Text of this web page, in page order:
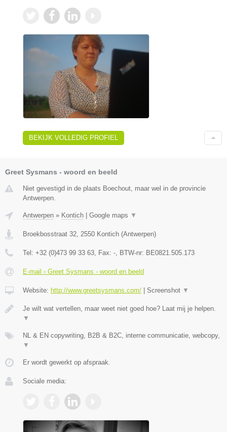
BEKIJK VOLLEDIG PROFIEL
Greet Sysmans - woord en beeld
Niet gevestigd in de plaats Boechout, maar wel in de provincie
Antwerpen.
Antwerpen » Kontich Google maps ▼
Broekbosstraat 32, 2550 Kontich (Antwerpen)
Tel: +32 (0)473 99 33 63, Fax: -, BTW-nr: BE0821.505.173
E-mail › Greet Sysmans - woord en beeld
Website: http://www.greetsysmans.com/ Screenshot ▼
Je wilt wat vertellen, maar weet niet goed hoe? Laat mij je helpen.
▼
NL & EN copywriting, B2B & B2C, interne communicatie, webcopy,
▼
Er wordt gewerkt op afspraak.
Sociale media: